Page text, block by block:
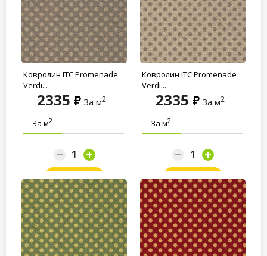
Ковролин ITC Promenade
Verdi...
2335 За м2
За м2
Ковролин ITC Promenade
Verdi...
2335 За м2
За м2